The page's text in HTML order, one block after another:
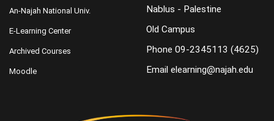
An-Najah National Univ.
E-Learning Center
Archived Courses
Moodle
Nablus - Palestine
Old Campus
Phone 09-2345113 (4625)
Email elearning@najah.edu